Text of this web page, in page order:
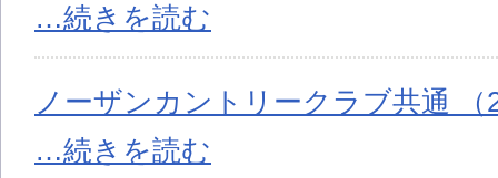
…続きを読む
ノーザンカントリークラブ共通 （
…続きを読む